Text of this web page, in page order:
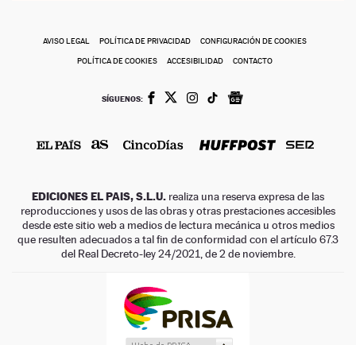
AVISO LEGAL POLÍTICA DE PRIVACIDAD CONFIGURACIÓN DE COOKIES
POLÍTICA DE COOKIES ACCESIBILIDAD CONTACTO
SÍGUENOS:
EDICIONES EL PAIS, S.L.U. realiza una reserva expresa de las
reproducciones y usos de las obras y otras prestaciones accesibles
desde este sitio web a medios de lectura mecánica u otros medios
que resulten adecuados a tal fin de conformidad con el artículo 67.3
del Real Decreto-ley 24/2021, de 2 de noviembre.